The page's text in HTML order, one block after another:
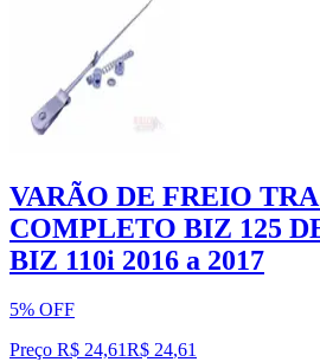
VARÃO DE FREIO
COMPLETO BIZ 125
BIZ 110i 2016 a 2017
5% OFF
Preço R$ 24,61R$ 24,61